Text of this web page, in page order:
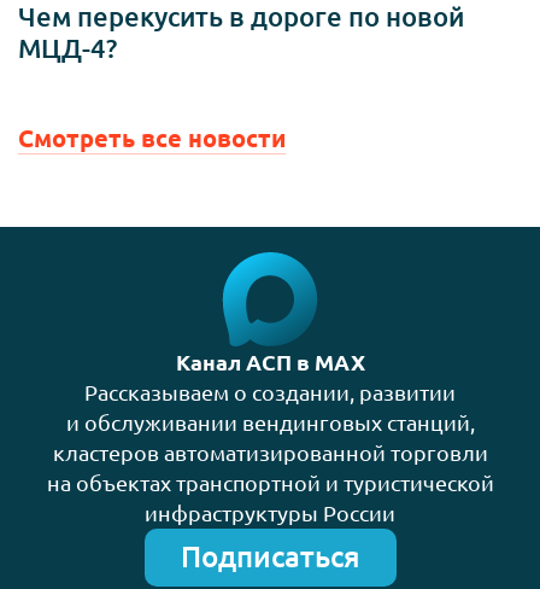
Чем перекусить в дороге по новой
МЦД-4?
Смотреть все новости
Канал АСП в MAX
Рассказываем о создании, развитии
и обслуживании вендинговых станций,
кластеров автоматизированной торговли
на объектах транспортной и туристической
инфраструктуры России
Подписаться